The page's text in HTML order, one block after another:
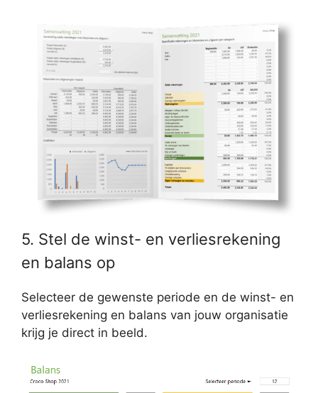
5. Stel de winst- en verliesrekening
en balans op
Selecteer de gewenste periode en de winst- en
verliesrekening en balans van jouw organisatie
krijg je direct in beeld.